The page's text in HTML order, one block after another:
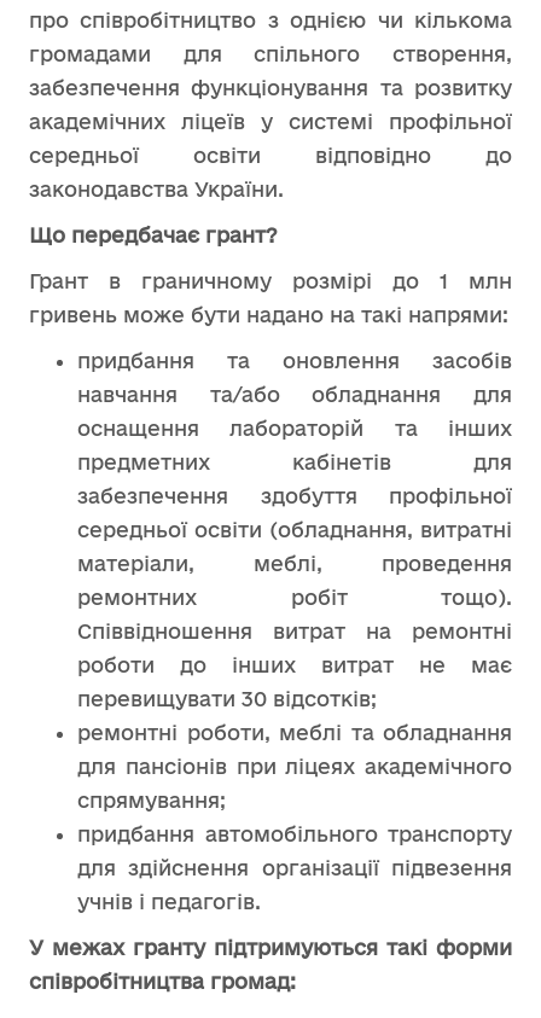
про співробітництво з однією чи кількома
громадами для спільного створення,
забезпечення функціонування та розвитку
академічних ліцеїв у системі профільної
середньої освіти відповідно до
законодавства України.
Що передбачає грант?
Грант в граничному розмірі до 1 млн
гривень може бути надано на такі напрями:
придбання та оновлення засобів
навчання та/або обладнання для
оснащення лабораторій та інших
предметних кабінетів для
забезпечення здобуття профільної
середньої освіти (обладнання, витратні
матеріали, меблі, проведення
ремонтних робіт тощо).
Співвідношення витрат на ремонтні
роботи до інших витрат не має
перевищувати 30 відсотків;
ремонтні роботи, меблі та обладнання
для пансіонів при ліцеях академічного
спрямування;
придбання автомобільного транспорту
для здійснення організації підвезення
учнів і педагогів.
У межах гранту підтримуються такі форми
співробітництва громад: